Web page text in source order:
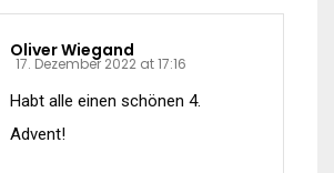
Oliver Wiegand
17. Dezember 2022 at 17:16
Habt alle einen schönen 4.
Advent!